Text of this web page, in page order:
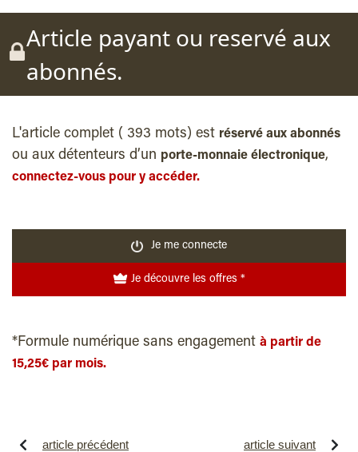
Article payant ou reservé aux
abonnés.
L'article complet ( 393 mots) est réservé aux abonnés
ou aux détenteurs d’un porte-monnaie électronique,
connectez-vous pour y accéder.
Je me connecte
Je découvre les offres *
*Formule numérique sans engagement à partir de
15,25€ par mois.
article précédent article suivant